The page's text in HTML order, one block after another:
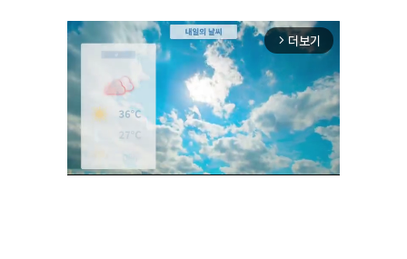
arrow_forward_ios 더보기